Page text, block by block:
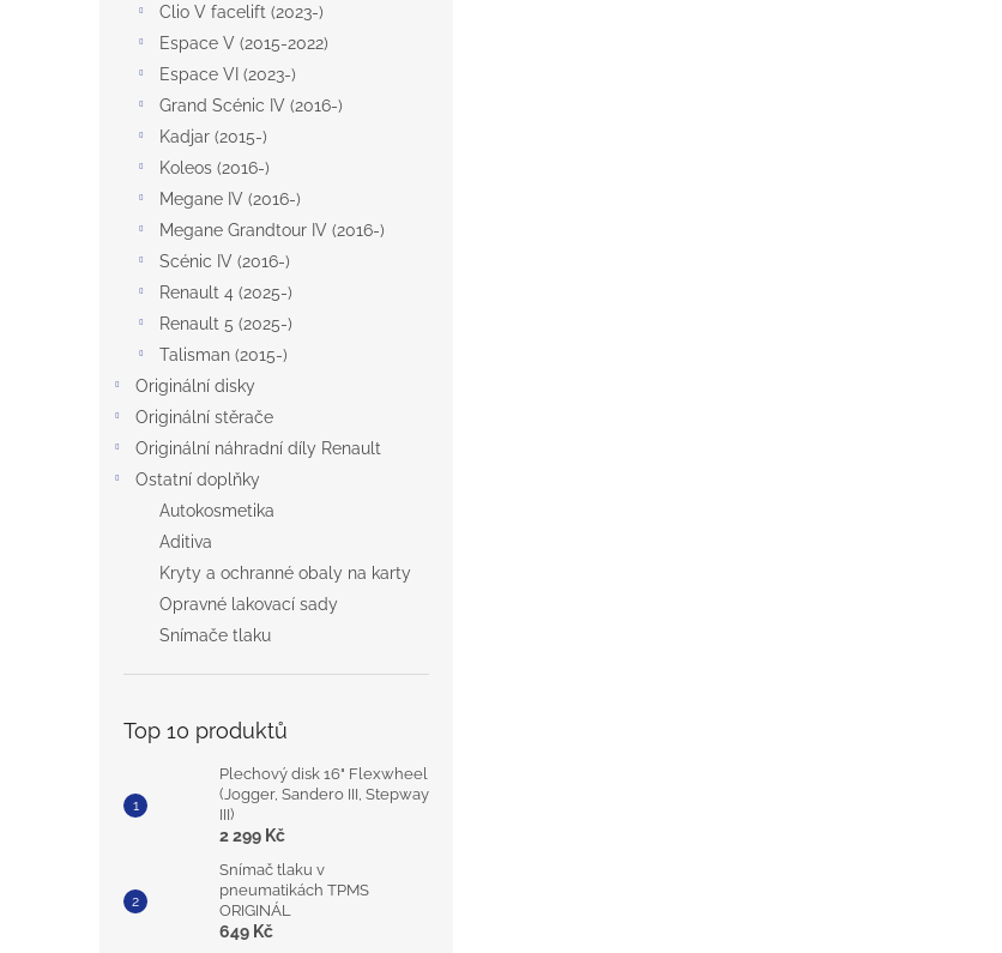
Clio V facelift (2023-)
Espace V (2015-2022)
Espace VI (2023-)
Grand Scénic IV (2016-)
Kadjar (2015-)
Koleos (2016-)
Megane IV (2016-)
Megane Grandtour IV (2016-)
Scénic IV (2016-)
Renault 4 (2025-)
Renault 5 (2025-)
Talisman (2015-)
Originální disky
Originální stěrače
Originální náhradní díly Renault
Ostatní doplňky
Autokosmetika
Aditiva
Kryty a ochranné obaly na karty
Opravné lakovací sady
Snímače tlaku
Top 10 produktů
Plechový disk 16" Flexwheel
(Jogger, Sandero III, Stepway
III)
2 299 Kč
Snímač tlaku v
pneumatikách TPMS
ORIGINÁL
649 Kč